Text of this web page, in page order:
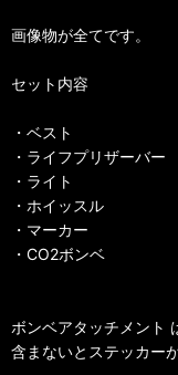
画像物が全てです。
セット内容
・ベスト
・ライフプリザーバー
・ライト
・ホイッスル
・マーカー
・CO2ボンベ
ボンベアタッチメント
含まないとステッカー